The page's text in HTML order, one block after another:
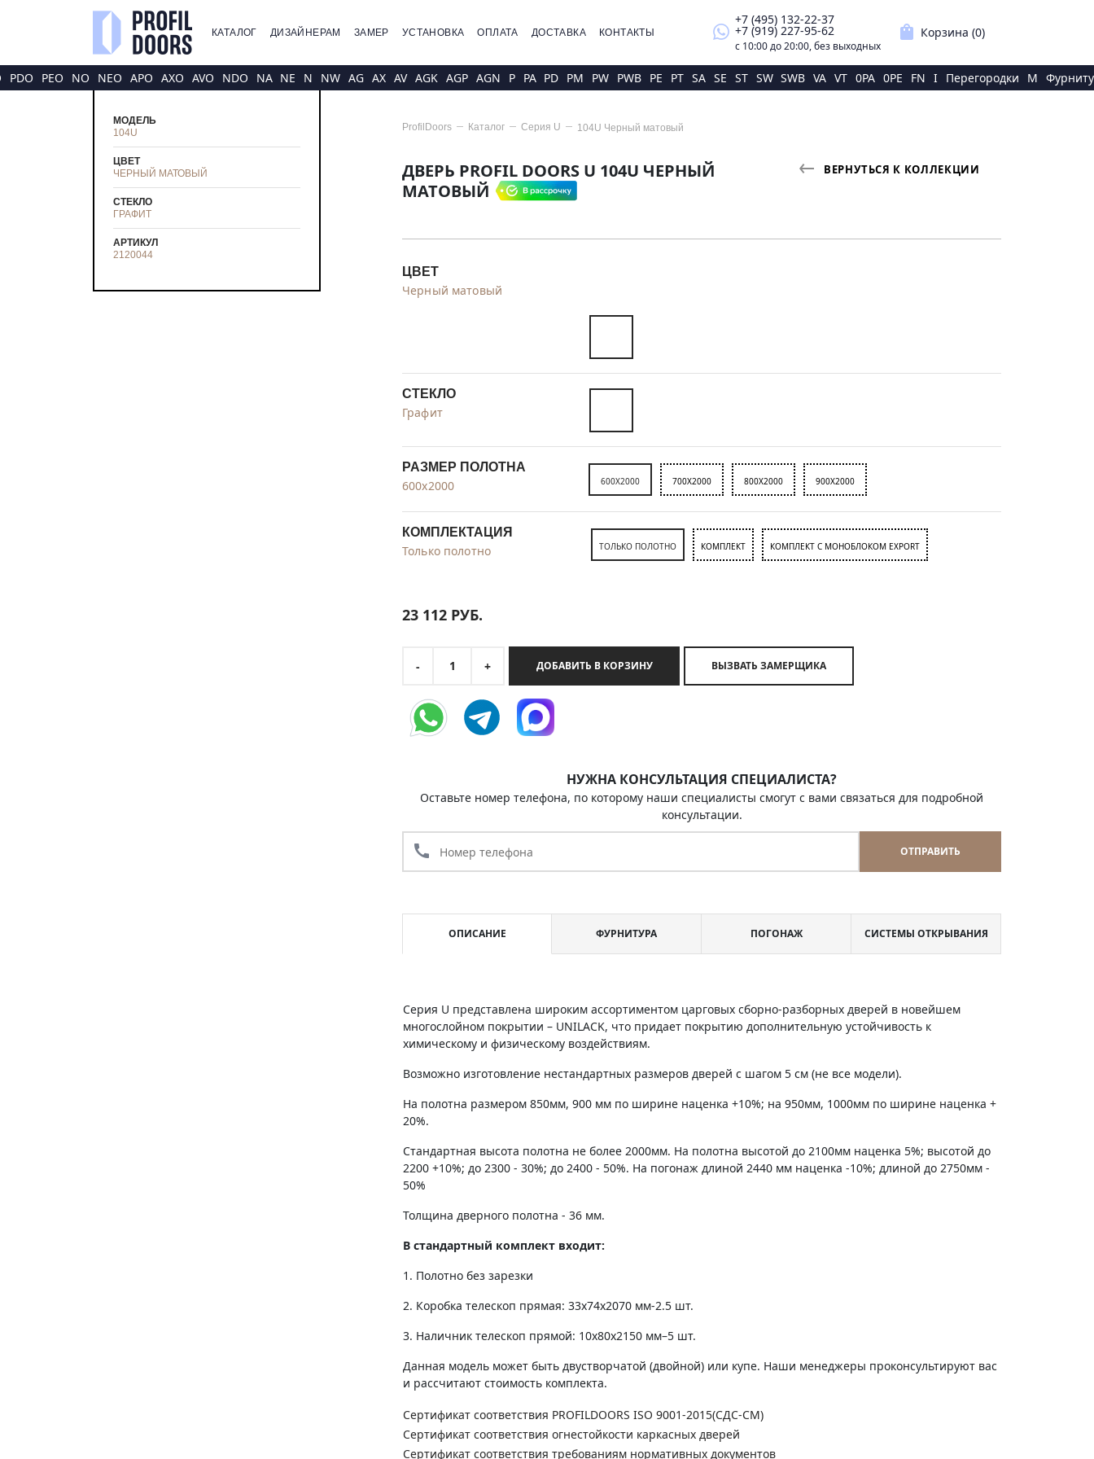
КАТАЛОГ ДИЗАЙНЕРАМ ЗАМЕР УСТАНОВКА ОПЛАТА ДОСТАВКА КОНТАКТЫ whatsapp
+7 (495) 132-22-37
+7 (919) 227-95-62
с 10:00 до 20:00, без выходных
shopping_bag Корзина (0)
PDO PEO NO NEO APO AXO AVO NDO NA NE N NW AG AX AV AGK AGP AGN P PA PD PM PW PWB PE PT SA SE ST SW SWB VA VT 0PA 0PE FN I Перегородки M
МОДЕЛЬ
104U
ЦВЕТ
ЧЕРНЫЙ МАТОВЫЙ
СТЕКЛО
ГРАФИТ
АРТИКУЛ
2120044
ProfilDoors Каталог Серия U 104U Черный матовый
ДВЕРЬ PROFIL DOORS U 104U ЧЕРНЫЙ
МАТОВЫЙ
ВЕРНУТЬСЯ К КОЛЛЕКЦИИ
ЦВЕТ
Черный матовый
СТЕКЛО
Графит
РАЗМЕР ПОЛОТНА
600x2000 600X2000 700X2000 800X2000 900X2000
КОМПЛЕКТАЦИЯ
Только полотно ТОЛЬКО ПОЛОТНО КОМПЛЕКТ КОМПЛЕКТ С МОНОБЛОКОМ EXPORT
23 112 РУБ.
- 1 + ДОБАВИТЬ В КОРЗИНУ ВЫЗВАТЬ ЗАМЕРЩИКА
НУЖНА КОНСУЛЬТАЦИЯ СПЕЦИАЛИСТА?
Оставьте номер телефона, по которому наши специалисты смогут с вами связаться для подробной
консультации.
call ОТПРАВИТЬ
ОПИСАНИЕ ФУРНИТУРА ПОГОНАЖ СИСТЕМЫ ОТКРЫВАНИЯ
Серия U представлена широким ассортиментом царговых сборно-разборных дверей в новейшем
многослойном покрытии – UNILACK, что придает покрытию дополнительную устойчивость к
химическому и физическому воздействиям.
Возможно изготовление нестандартных размеров дверей с шагом 5 см (не все модели).
На полотна размером 850мм, 900 мм по ширине наценка +10%; на 950мм, 1000мм по ширине наценка +
20%.
Стандартная высота полотна не более 2000мм. На полотна высотой до 2100мм наценка 5%; высотой до
2200 +10%; до 2300 - 30%; до 2400 - 50%. На погонаж длиной 2440 мм наценка -10%; длиной до 2750мм -
50%
Толщина дверного полотна - 36 мм.
В стандартный комплект входит:
1. Полотно без зарезки
2. Коробка телескоп прямая: 33х74х2070 мм-2.5 шт.
3. Наличник телескоп прямой: 10х80х2150 мм–5 шт.
Данная модель может быть двустворчатой (двойной) или купе. Наши менеджеры проконсультируют вас
и рассчитают стоимость комплекта.
Сертификат соответствия PROFILDOORS ISO 9001-2015(СДС-СМ)
Сертификат соответствия огнестойкости каркасных дверей
Сертификат соответствия требованиям нормативных документов